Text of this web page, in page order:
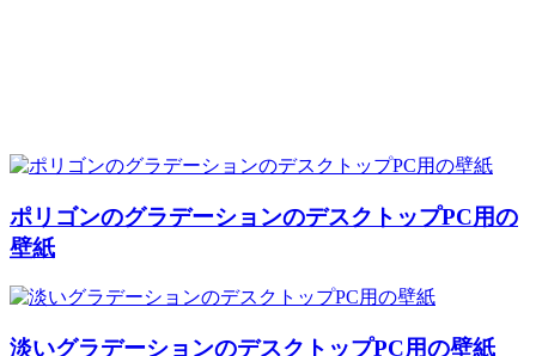
ポリゴンのグラデーションのデスクトップPC用の
壁紙
淡いグラデーションのデスクトップPC用の壁紙